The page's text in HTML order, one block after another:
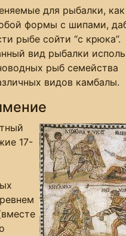
для рыбалки,
формы с шипами,
рыбе сойти “с крюка”.
вид рыбалки
рыб семейства
видов камбалы.
17-